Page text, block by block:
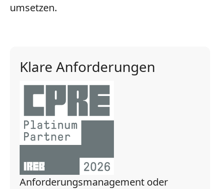
umsetzen.
Klare Anforderungen
Anforderungsmanagement oder